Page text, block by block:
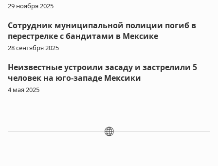
29 ноября 2025
Сотрудник муниципальной полиции погиб в
перестрелке с бандитами в Мексике
28 сентября 2025
Неизвестные устроили засаду и застрелили 5
человек на юго-западе Мексики
4 мая 2025
🌐